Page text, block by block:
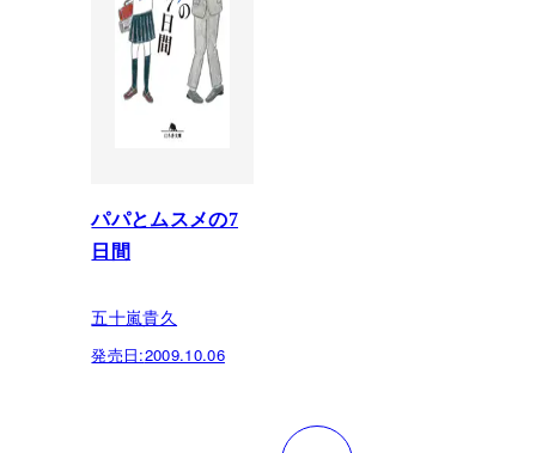
パパとムスメの7
日間
五十嵐貴久
発売日:2009.10.06